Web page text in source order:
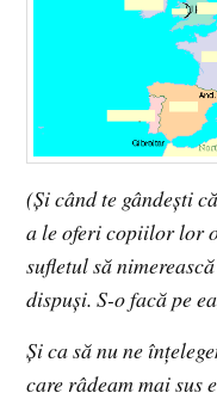
(Şi când te gândeşti
a le oferi copiilor lor
sufletul să
dispuşi. S-o facă pe
Şi ca să nu ne
care râdeam mai sus